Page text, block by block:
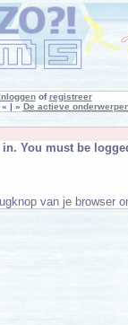
ofregistreer
| » De actieve
You must be
van je browser